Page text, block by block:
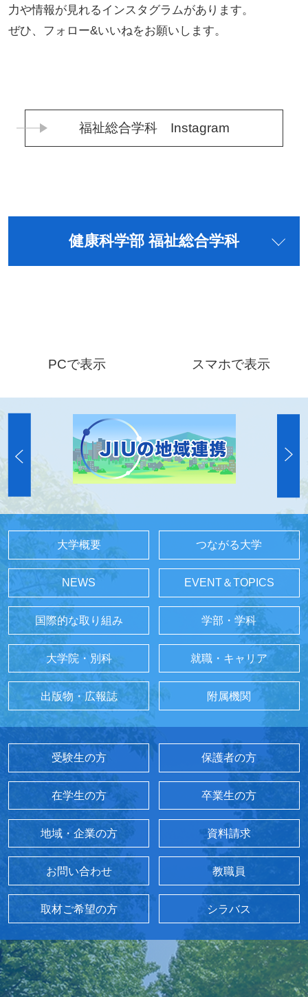
力や情報が見れるインスタグラムがあります。
ぜひ、フォロー&いいねをお願いします。
福祉総合学科 Instagram
健康科学部 福祉総合学科
PCで表示 スマホで表示
大学概要 つながる大学
NEWS EVENT＆TOPICS
国際的な取り組み 学部・学科
大学院・別科 就職・キャリア
出版物・広報誌 附属機関
受験生の方 保護者の方
在学生の方 卒業生の方
地域・企業の方 資料請求
お問い合わせ 教職員
取材ご希望の方 シラバス